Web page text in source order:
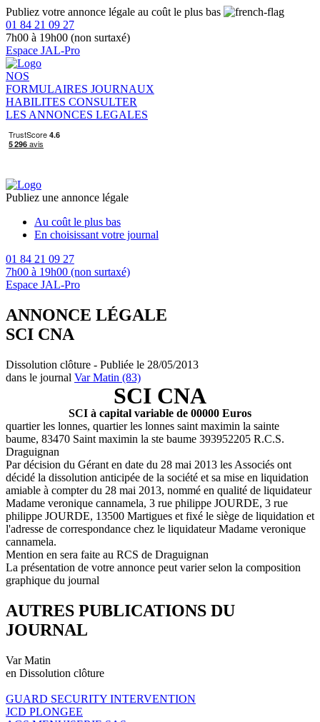
Publiez votre annonce légale au coût le plus bas
01 84 21 09 27
7h00 à 19h00 (non surtaxé)
Espace JAL-Pro
NOS
FORMULAIRES JOURNAUX
HABILITES CONSULTER
LES ANNONCES LEGALES
Publiez une annonce légale
Au coût le plus bas
En choisissant votre journal
01 84 21 09 27
7h00 à 19h00 (non surtaxé)
Espace JAL-Pro
ANNONCE LÉGALE
SCI CNA
Dissolution clôture - Publiée le 28/05/2013
dans le journal Var Matin (83)
SCI CNA
SCI à capital variable de 00000 Euros
quartier les lonnes, quartier les lonnes saint maximin la sainte
baume, 83470 Saint maximin la ste baume 393952205 R.C.S.
Draguignan
Par décision du Gérant en date du 28 mai 2013 les Associés ont
décidé la dissolution anticipée de la société et sa mise en liquidation
amiable à compter du 28 mai 2013, nommé en qualité de liquidateur
Madame veronique cannamela, 3 rue philippe JOURDE, 3 rue
philippe JOURDE, 13500 Martigues et fixé le siège de liquidation et
l'adresse de correspondance chez le liquidateur Madame veronique
cannamela.
Mention en sera faite au RCS de Draguignan
La présentation de votre annonce peut varier selon la composition
graphique du journal
AUTRES PUBLICATIONS DU
JOURNAL
Var Matin
en Dissolution clôture
GUARD SECURITY INTERVENTION
JCD PLONGEE